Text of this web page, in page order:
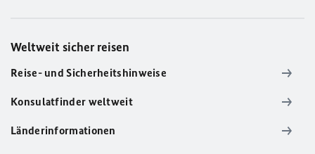
Weltweit sicher reisen
Reise- und Sicherheitshinweise
Konsulatfinder weltweit
Länderinformationen